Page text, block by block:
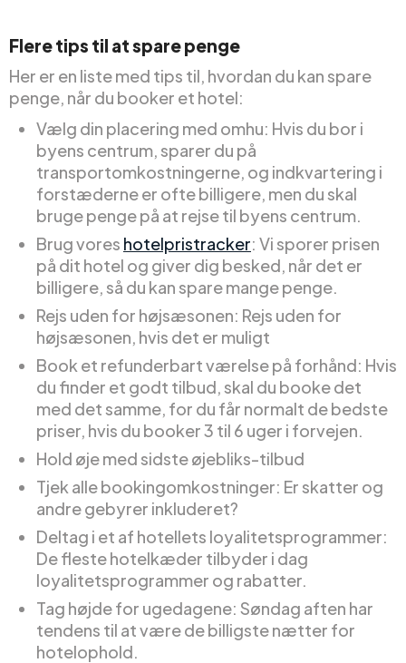
Flere tips til at spare penge
Her er en liste med tips til, hvordan du kan spare
penge, når du booker et hotel:
Vælg din placering med omhu: Hvis du bor i
byens centrum, sparer du på
transportomkostningerne, og indkvartering i
forstæderne er ofte billigere, men du skal
bruge penge på at rejse til byens centrum.
Brug vores hotelpristracker: Vi sporer prisen
på dit hotel og giver dig besked, når det er
billigere, så du kan spare mange penge.
Rejs uden for højsæsonen: Rejs uden for
højsæsonen, hvis det er muligt
Book et refunderbart værelse på forhånd: Hvis
du finder et godt tilbud, skal du booke det
med det samme, for du får normalt de bedste
priser, hvis du booker 3 til 6 uger i forvejen.
Hold øje med sidste øjebliks-tilbud
Tjek alle bookingomkostninger: Er skatter og
andre gebyrer inkluderet?
Deltag i et af hotellets loyalitetsprogrammer:
De fleste hotelkæder tilbyder i dag
loyalitetsprogrammer og rabatter.
Tag højde for ugedagene: Søndag aften har
tendens til at være de billigste nætter for
hotelophold.